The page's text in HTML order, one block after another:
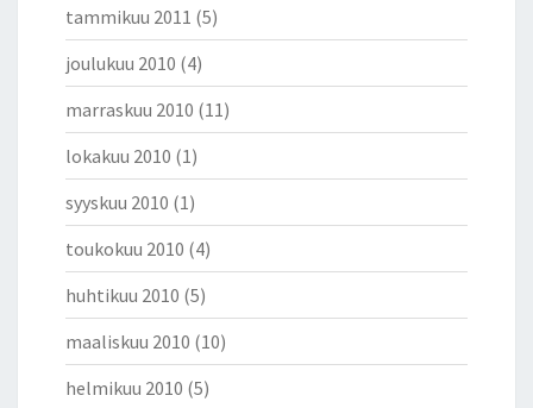
tammikuu 2011 (5)
joulukuu 2010 (4)
marraskuu 2010 (11)
lokakuu 2010 (1)
syyskuu 2010 (1)
toukokuu 2010 (4)
huhtikuu 2010 (5)
maaliskuu 2010 (10)
helmikuu 2010 (5)